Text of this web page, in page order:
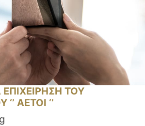
ΕΠΙΧΕΙΡΗΣΗ ΤΟΥ
ΑΕΤΟΙ ‘’